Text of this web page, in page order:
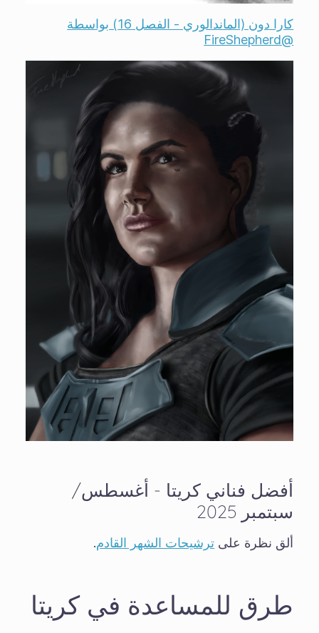
كارا دون (الماندالوري - الفصل 16) بواسطة
@FireShepherd
أفضل فناني كريتا - أغسطس/
سبتمبر 2025
ألق نظرة على ترشيحات الشهر القادم.
طرق للمساعدة في كريتا